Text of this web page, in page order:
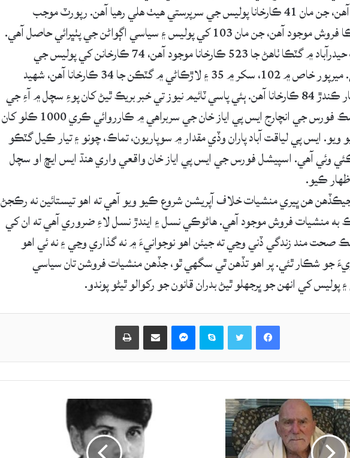
151 ڪارخانا موجود آهن، جن مان 41 ڪارخانا پوليس جي سرپرستي هيٺ هلي رهيا آهن. رپورٽ موجب
ڪراچيءَ ۾ 733 گٽڪا فروش موجود آهن، جن مان 103 کي پوليس ۽ سياسي اڳواڻن جي پٺڀرائي حاصل آهي.
پوليس رپورٽ موجب حيدرآباد ۾ گٽڪا ٺاهڻ جا 523 ڪارخانا موجود آهن، 74 ڪارخانن کي پوليس جي
سرپرستي حاصل آهي. ميرپور خاص ۾ 102، سکر ۾ 35 ۽ لاڙڪاڻي ۾ گٽڪن جا 34 ڪارخانا آهن، شهيد
بينظير آباد ۾ گٽڪا تيار ڪندڙ 84 ڪارخانا آهن. ٻئي پاسي ٽائيم نيوز تي خبر بريڪ ٿيڻ کان پوءِ سچل ۾ آءِ جي
سنڌ جي اسپيشل ٽاسڪ فورس جي انچارج ايس پي اياز خان جي سربراهي ۾ ڪارروائي ڪري 1000 ڪلو کان
ايس پي لياقت آباد پاران وڏي مقدار ۾ سوپاريون، تماڪ، چونو ۽ تيار ڪيل گٽڪو
وئي آهي. اسپيشل فورس جي ايس پي اياز خان واقعي واري هنڌ ايس ايڇ او سچل
ڪيو.
هن ڀيري منشيات خلاف آپريشن شروع ڪيو ويو آهي ته اهو تيستائين نه رڪجڻ
به منشيات فروش موجود آهي. هاڻوڪي نسل ۽ ايندڙ نسل لاءِ ضروري آهي ته ان کي
صحت مند زندگي ڏني وڃي ته جيئن اهو نوجوانيءَ ۾ نه گذاري وڃي ۽ نه ئي اهو
جو شڪار ٿئي. پر اهو تڏهن ٿي سگهي ٿو، جڏهن منشيات فروشن تان سياسي
کي انهن جو ڀرجهلو ٿيڻ بدران قانون جو رکوالو ٿيڻو پوندو.
Facebook
Skype حصيداري ڪريو اي ميل ذريعي